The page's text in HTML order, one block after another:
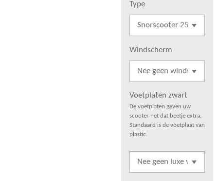
Type
Windscherm
Voetplaten zwart
De voetplaten geven uw
scooter net dat beetje extra.
Standaard is de voetplaat van
plastic.